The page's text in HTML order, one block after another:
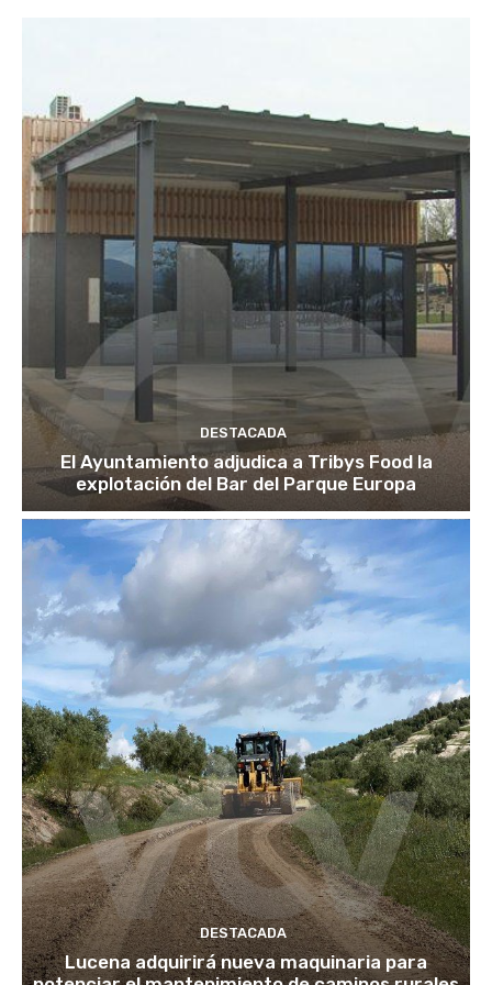
DESTACADA
El Ayuntamiento adjudica a Tribys Food la
explotación del Bar del Parque Europa
DESTACADA
Lucena adquirirá nueva maquinaria para